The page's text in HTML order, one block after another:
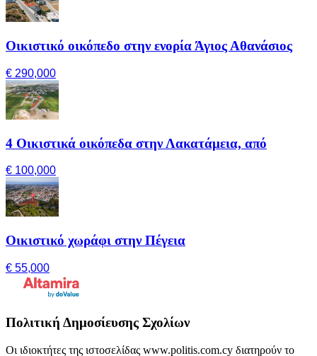
Οικιστικό οικόπεδο στην ενορία Άγιος Αθανάσιος
€ 290,000
4 Οικιστικά οικόπεδα στην Λακατάμεια, από
€ 100,000
Οικιστικό χωράφι στην Πέγεια
€ 55,000
Πολιτική Δημοσίευσης Σχολίων
Οι ιδιοκτήτες της ιστοσελίδας www.politis.com.cy διατηρούν το